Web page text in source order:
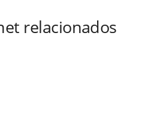
relacionados